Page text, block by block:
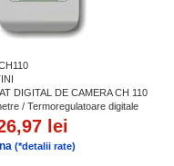
DIGITAL DE CAMERA CH 110
/ Termoregulatoare digitale
lei
(*detalii rate)